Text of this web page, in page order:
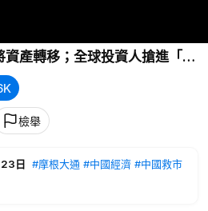
產轉移；全球投資人搶進「中
欣桐【財經世界】
檢舉
日 #摩根大通 #中國經濟 #中國救市